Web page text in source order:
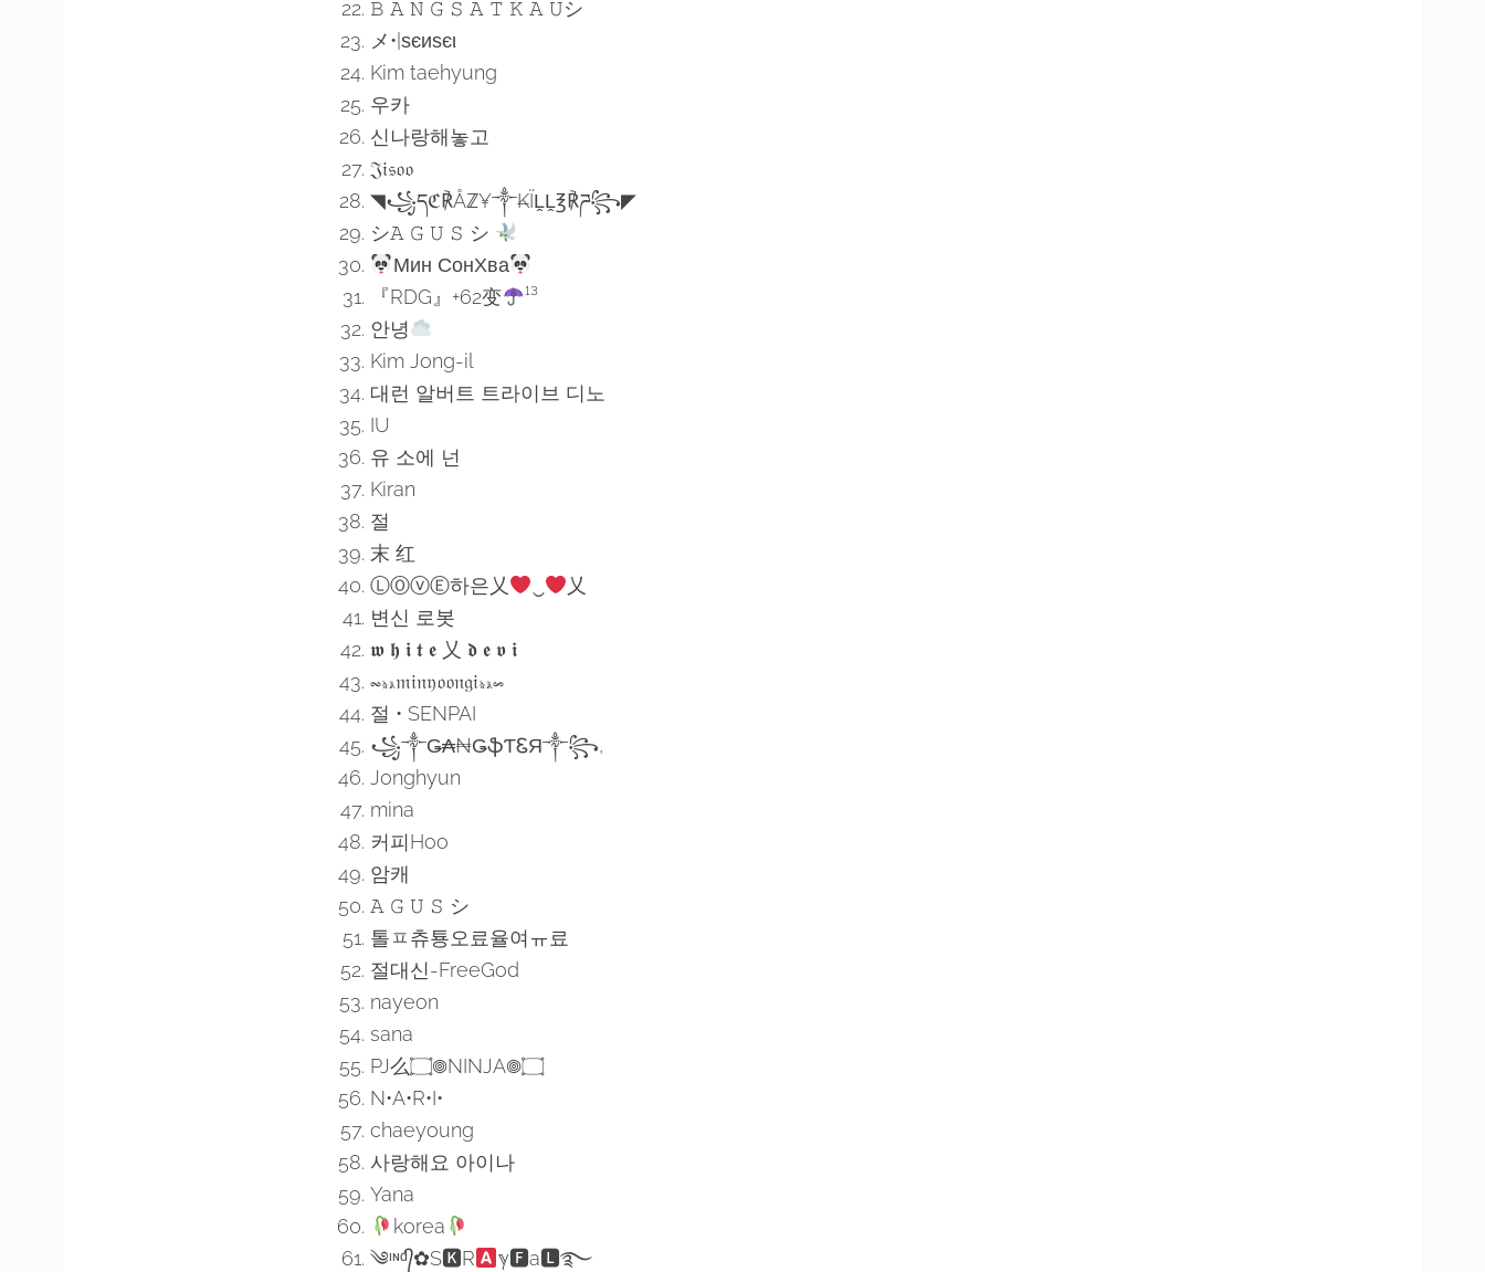
𝙱 𝙰 𝙽 𝙶 𝚂 𝙰 𝚃 𝙺 𝙰 𝚄シ
メ•|ѕєиѕєι
Kim taehyung
우카
신나랑해놓고
𝔍𝔦𝔰𝔬𝔬
◥꧁དℭ℟Åℤ¥༒₭ÏḼḼ℥℟ཌ꧂◤
シ𝙰 𝙶 𝚄 𝚂 シ
Мин СонХва
『RDG』+62变
¹³
안녕
Kim Jong-il
대런 알버트 트라이브 디노
IU
유 소에 넌
Kiran
절
末 红
ⓁⓄⓥⒺ하은乂
乂
변신 로봇
𝖜 𝖍 𝖎 𝖙 𝖊 乂 𝖉 𝖊 𝖛 𝖎
𝆗𝂳𝔪𝔦𝔫𝔶𝔬𝔬𝔫𝔤𝔦𝂳𝆘
절 • SENPAI
꧁༒Ǥ₳₦ǤֆƬᏋЯ༒꧂,
Jonghyun
mina
커피Hoo
암캐
𝙰 𝙶 𝚄 𝚂 シ
톨ㅍ츄툥오료율여ㅠ료
절대신-FreeGod
nayeon
sana
PJ么۝𖣠NINJA𖣠۝
N•A•R•I•
chaeyoung
사랑해요 아이나
Yana
korea
༄ᶦᶰᵈ᭄✿S🅺R
ℽ🅵a🅻࿐